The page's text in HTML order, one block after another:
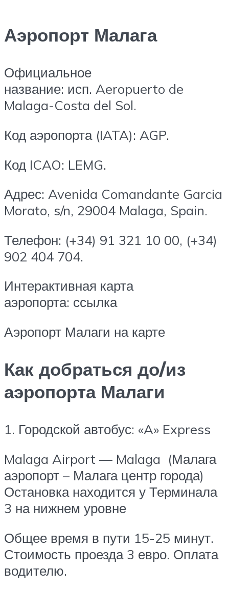
Аэропорт Малага
Официальное
название: исп. Aeropuerto de
Malaga-Costa del Sol.
Код аэропорта (IATA): AGP.
Код ICAO: LEMG.
Адрес: Avenida Comandante Garcia
Morato, s/n, 29004 Malaga, Spain.
Телефон: (+34) 91 321 10 00, (+34)
902 404 704.
Интерактивная карта
аэропорта: ссылка
Аэропорт Малаги на карте
Как добраться до/из
аэропорта Малаги
1. Городской автобус: «A» Express
Malaga Airport — Malaga (Малага
аэропорт – Малага центр города)
Остановка находится у Терминала
3 на нижнем уровне
Общее время в пути 15-25 минут.
Стоимость проезда 3 евро. Оплата
водителю.